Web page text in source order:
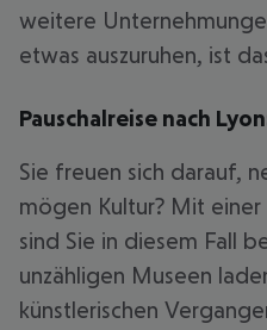
weitere
etwas auszuruhen, ist
Pauschalreise nach
Sie freuen sich darauf,
mögen Kultur? Mit einer
sind Sie in diesem Fall
unzähligen Museen
künstlerischen